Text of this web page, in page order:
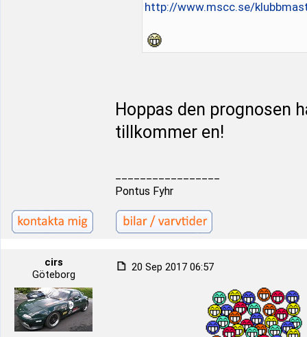
http://www.mscc.se/
Hoppas den prognosen
tillkommer en!
Pontus Fyhr
cirs
Göteborg
20 Sep 2017 06:57